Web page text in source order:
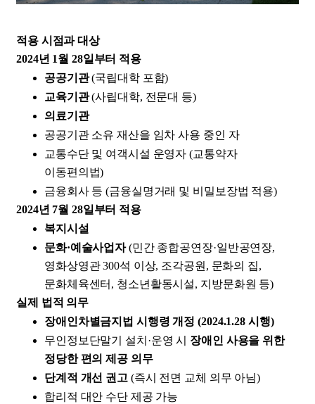
적용 시점과 대상
2024년 1월 28일부터 적용
공공기관(국립대학 포함)
교육기관(사립대학, 전문대 등)
의료기관
공공기관 소유 재산을 임차 사용 중인 자
교통수단 및 여객시설 운영자 (교통약자
이동편의법)
금융회사 등 (금융실명거래 및 비밀보장법 적용)
2024년 7월 28일부터 적용
복지시설
문화·예술사업자(민간 종합공연장·일반공연장,
영화상영관 300석 이상, 조각공원, 문화의 집,
문화체육센터, 청소년활동시설, 지방문화원 등)
실제 법적 의무
장애인차별금지법 시행령 개정 (2024.1.28 시행)
무인정보단말기 설치·운영 시 장애인 사용을 위한
정당한 편의 제공 의무
단계적 개선 권고 (즉시 전면 교체 의무 아님)
합리적 대안 수단 제공 가능